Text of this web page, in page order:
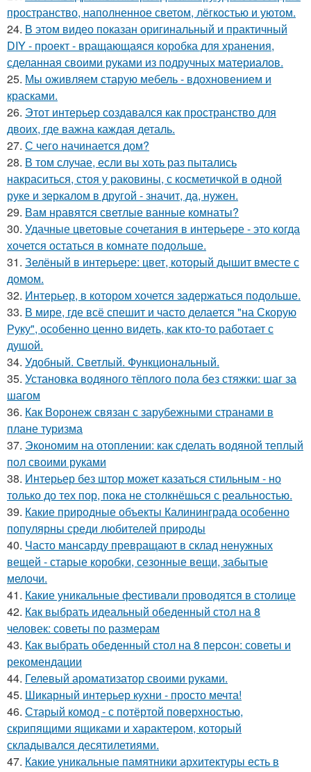
пространство, наполненное светом, лёгкостью и уютом.
24. В этом видео показан оригинальный и практичный
DIY - проект - вращающаяся коробка для хранения,
сделанная своими руками из подручных материалов.
25. Мы оживляем старую мебель - вдохновением и
красками.
26. Этот интерьер создавался как пространство для
двоих, где важна каждая деталь.
27. С чего начинается дом?
28. В том случае, если вы хоть раз пытались
накраситься, стоя у раковины, с косметичкой в одной
руке и зеркалом в другой - значит, да, нужен.
29. Вам нравятся светлые ванные комнаты?
30. Удачные цветовые сочетания в интерьере - это когда
хочется остаться в комнате подольше.
31. Зелёный в интерьере: цвет, который дышит вместе с
домом.
32. Интерьер, в котором хочется задержаться подольше.
33. В мире, где всё спешит и часто делается "на Скорую
Руку", особенно ценно видеть, как кто-то работает с
душой.
34. Удобный. Светлый. Функциональный.
35. Установка водяного тёплого пола без стяжки: шаг за
шагом
36. Как Воронеж связан с зарубежными странами в
плане туризма
37. Экономим на отоплении: как сделать водяной теплый
пол своими руками
38. Интерьер без штор может казаться стильным - но
только до тех пор, пока не столкнёшься с реальностью.
39. Какие природные объекты Калининграда особенно
популярны среди любителей природы
40. Часто мансарду превращают в склад ненужных
вещей - старые коробки, сезонные вещи, забытые
мелочи.
41. Какие уникальные фестивали проводятся в столице
42. Как выбрать идеальный обеденный стол на 8
человек: советы по размерам
43. Как выбрать обеденный стол на 8 персон: советы и
рекомендации
44. Гелевый ароматизатор своими руками.
45. Шикарный интерьер кухни - просто мечта!
46. Старый комод - с потёртой поверхностью,
скрипящими ящиками и характером, который
складывался десятилетиями.
47. Какие уникальные памятники архитектуры есть в